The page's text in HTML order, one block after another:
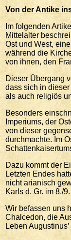
Von der Antike
Im folgenden
Mittelalter
Ost und West,
während die
von ihnen, den
Dieser Übergang
dass sich in
als auch religiös
Besonders
Imperiums, der
von dieser
durchmachte. Im
Dazu kommt der
Letzten Endes
nicht arianisch
Karls d. Gr. im 8./
Wir befassen uns
Chalcedon, die
Leben